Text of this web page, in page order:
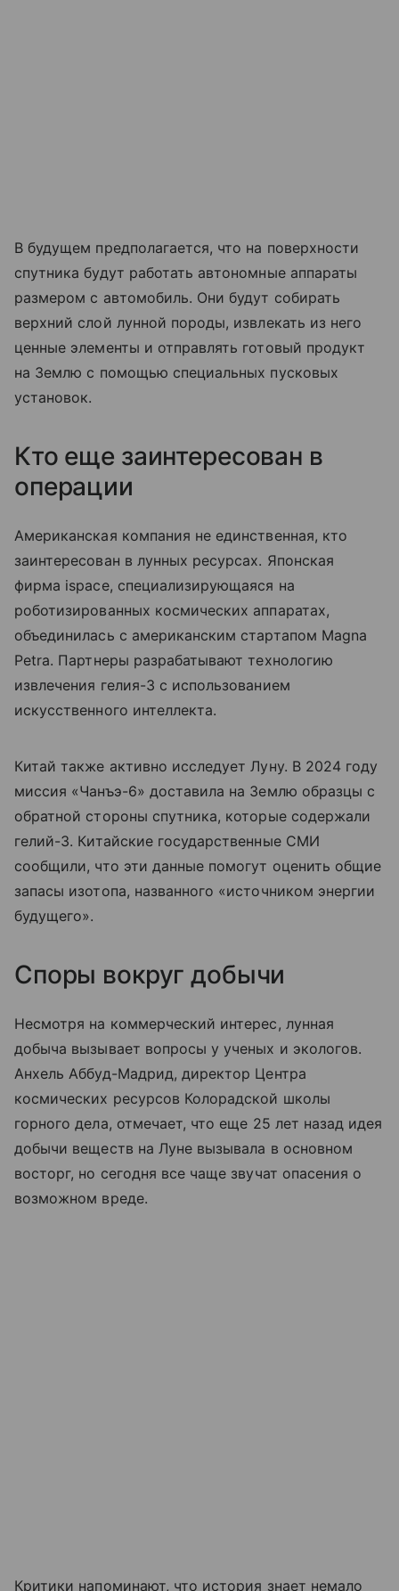
В будущем предполагается, что на поверхности
спутника будут работать автономные аппараты
размером с автомобиль. Они будут собирать
верхний слой лунной породы, извлекать из него
ценные элементы и отправлять готовый продукт
на Землю с помощью специальных пусковых
установок.
Кто еще заинтересован в
операции
Американская компания не единственная, кто
заинтересован в лунных ресурсах. Японская
фирма ispace, специализирующаяся на
роботизированных космических аппаратах,
объединилась с американским стартапом Magna
Petra. Партнеры разрабатывают технологию
извлечения гелия-3 с использованием
искусственного интеллекта.
Китай также активно исследует Луну. В 2024 году
миссия «Чанъэ-6» доставила на Землю образцы с
обратной стороны спутника, которые содержали
гелий-3. Китайские государственные СМИ
сообщили, что эти данные помогут оценить общие
запасы изотопа, названного «источником энергии
будущего».
Споры вокруг добычи
Несмотря на коммерческий интерес, лунная
добыча вызывает вопросы у ученых и экологов.
Анхель Аббуд-Мадрид, директор Центра
космических ресурсов Колорадской школы
горного дела, отмечает, что еще 25 лет назад идея
добычи веществ на Луне вызывала в основном
восторг, но сегодня все чаще звучат опасения о
возможном вреде.
Критики напоминают, что история знает немало